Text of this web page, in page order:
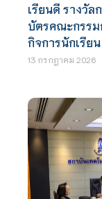
เรียนดี รางวั
บัตรคณะกรรม
กิจการนักเรีย
13 กรกฎาคม 2026